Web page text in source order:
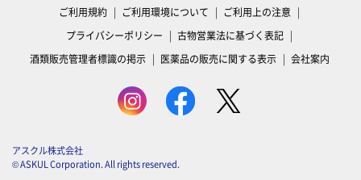
ご利用規約 ご利用環境について
ご利用上の注意
プライバシーポリシー
古物営業法に基づく表記
酒類販売管理者標識の掲示
医薬品の販売に関する表示 会社案内
アスクル株式会社
© ASKUL Corporation. All rights reserved.